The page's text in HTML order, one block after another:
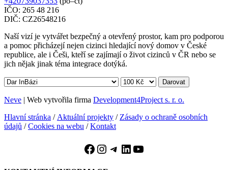
IČO: 265 48 216
DIČ: CZ26548216
Naší vizí je vytvářet bezpečný a otevřený prostor, kam pro podporou
a pomoc přicházejí nejen cizinci hledající nový domov v České
republice, ale i Češi, kteří se zajímají o život cizinců v ČR nebo se
jich nějak jinak téma integrace dotýká.
Darovat
Neve | Web vytvořila firma Development4Project s. r. o.
Hlavní stránka / Aktuální projekty / Zásady o ochraně osobních
údajů /Cookies na webu /Kontakt
Facebook
Instagram
Telegram
LinkedIn
YouTube